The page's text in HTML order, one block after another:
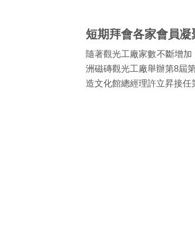
短期拜會各家會員
隨著觀光工廠家數不斷增
洲磁磚觀光工廠舉辦第8屆
造文化館總經理許立昇接任